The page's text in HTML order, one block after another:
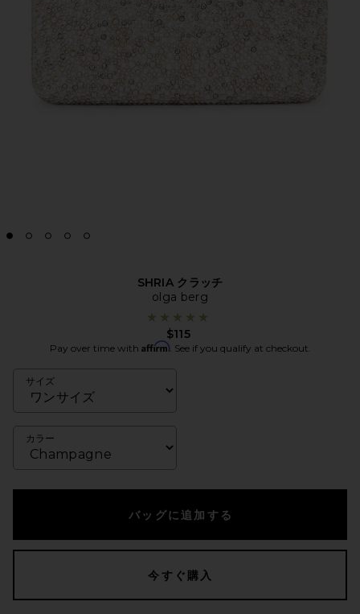
SHRIA クラッチ
olga berg
$115
Pay over time with Affirm. See if you qualify at checkout.
サイズ
カラー
バッグに追加する
今すぐ購入